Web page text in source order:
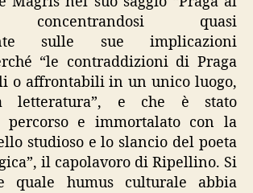
concentrandosi quasi
sulle sue implicazioni
“le contraddizioni di Praga
o affrontabili in un unico luogo,
letteratura”, e che è stato
percorso e immortalato con la
studioso e lo slancio del poeta
il capolavoro di Ripellino. Si
quale humus culturale abbia